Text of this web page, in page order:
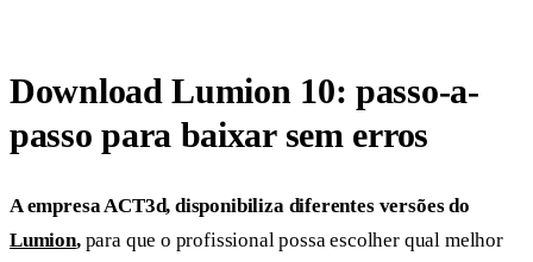
Download Lumion 10: passo-a-
passo para baixar sem erros
A empresa ACT3d, disponibiliza diferentes versões do
Lumion,para que o profissional possa escolher qual melhor